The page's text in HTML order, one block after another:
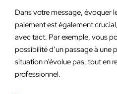
Dans votre message, évoquer
paiement est également
avec tact. Par exemple, vous
possibilité d’un passage à une
situation n’évolue pas, tout en
professionnel.